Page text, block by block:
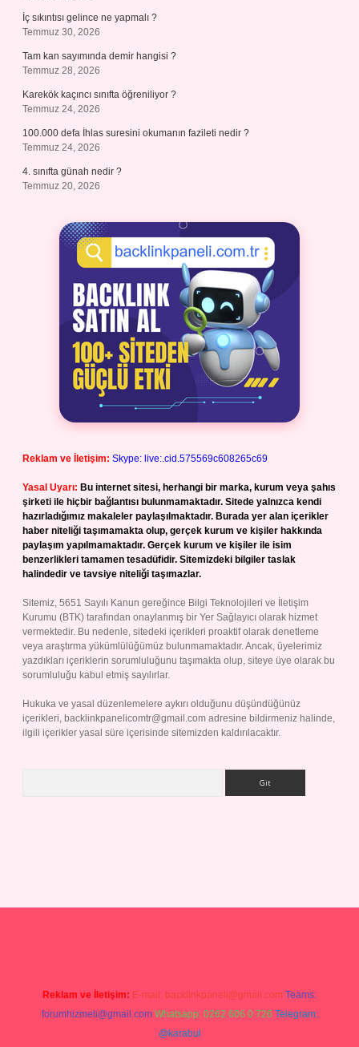
İç sıkıntısı gelince ne yapmalı ?
Temmuz 30, 2026
Tam kan sayımında demir hangisi ?
Temmuz 28, 2026
Karekök kaçıncı sınıfta öğreniliyor ?
Temmuz 24, 2026
100.000 defa İhlas suresini okumanın fazileti nedir ?
Temmuz 24, 2026
4. sınıfta günah nedir ?
Temmuz 20, 2026
Reklam ve İletişim: Skype: live:.cid.575569c608265c69
Yasal Uyarı: Bu internet sitesi, herhangi bir marka, kurum veya şahıs
şirketi ile hiçbir bağlantısı bulunmamaktadır. Sitede yalnızca kendi
hazırladığımız makaleler paylaşılmaktadır. Burada yer alan içerikler
haber niteliği taşımamakta olup, gerçek kurum ve kişiler hakkında
paylaşım yapılmamaktadır. Gerçek kurum ve kişiler ile isim
benzerlikleri tamamen tesadüfidir. Sitemizdeki bilgiler taslak
halindedir ve tavsiye niteliği taşımazlar.
Sitemiz, 5651 Sayılı Kanun gereğince Bilgi Teknolojileri ve İletişim
Kurumu (BTK) tarafından onaylanmış bir Yer Sağlayıcı olarak hizmet
vermektedir. Bu nedenle, sitedeki içerikleri proaktif olarak denetleme
veya araştırma yükümlülüğümüz bulunmamaktadır. Ancak, üyelerimiz
yazdıkları içeriklerin sorumluluğunu taşımakta olup, siteye üye olarak bu
sorumluluğu kabul etmiş sayılırlar.
Hukuka ve yasal düzenlemelere aykırı olduğunu düşündüğünüz
içerikleri, backlinkpanelicomtr@gmail.com adresine bildirmeniz halinde,
ilgili içerikler yasal süre içerisinde sitemizden kaldırılacaktır.
Reklam ve İletişim: E-mail: backlinkpaneli@gmail.com Teams:
forumhizmeti@gmail.com Whatsapp: 0262 606 0 726 Telegram:
@karabul